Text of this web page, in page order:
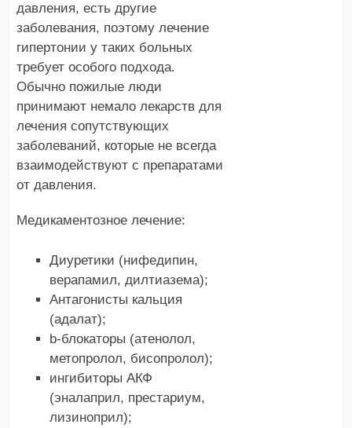
давления, есть другие
заболевания, поэтому лечение
гипертонии у таких больных
требует особого подхода.
Обычно пожилые люди
принимают немало лекарств для
лечения сопутствующих
заболеваний, которые не всегда
взаимодействуют с препаратами
от давления.
Медикаментозное лечение:
Диуретики (нифедипин,
верапамил, дилтиазема);
Антагонисты кальция
(адалат);
b-блокаторы (атенолол,
метопролол, бисопролол);
ингибиторы АКФ
(эналаприл, престариум,
лизиноприл);